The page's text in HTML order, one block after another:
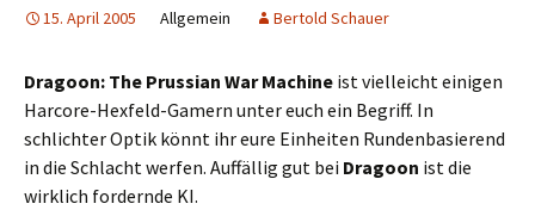
15. April 2005 Allgemein Bertold Schauer
Dragoon: The Prussian War Machine ist vielleicht einigen
Harcore-Hexfeld-Gamern unter euch ein Begriff. In
schlichter Optik könnt ihr eure Einheiten Rundenbasierend
in die Schlacht werfen. Auffällig gut bei Dragoon ist die
wirklich fordernde KI.